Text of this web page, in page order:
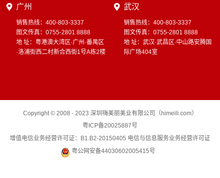
广州
销售热线：400-803-3337
图文传真：0755-2801 8888
地 址：粤港澳大湾区·广州·番禺区
·洛浦街西二村新合西街1号A栋2楼
武汉
销售热线：400-803-3337
图文传真：0755-2801 8888
地 址：武汉·武昌区·中山路安腾国
际广场404室
Copyright © 2008 - 2023 深圳嗨美丽美业有限公司（himeili.com）
粤ICP备20025887号
增值电信业务经营许可证：B1.B2-20150405 电信与信息服务业务经营许可证
粤公网安备44030602005415号